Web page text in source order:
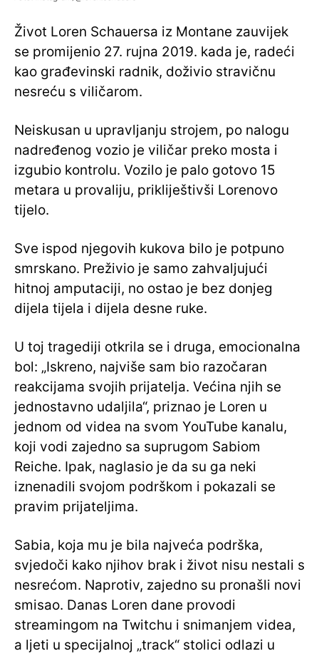
Život Loren Schauersa iz Montane zauvijek
se promijenio 27. rujna 2019. kada je, radeći
kao građevinski radnik, doživio stravičnu
nesreću s viličarom.
Neiskusan u upravljanju strojem, po nalogu
nadređenog vozio je viličar preko mosta i
izgubio kontrolu. Vozilo je palo gotovo 15
metara u provaliju, prikliještivši Lorenovo
tijelo.
Sve ispod njegovih kukova bilo je potpuno
smrskano. Preživio je samo zahvaljujući
hitnoj amputaciji, no ostao je bez donjeg
dijela tijela i dijela desne ruke.
U toj tragediji otkrila se i druga, emocionalna
bol: „Iskreno, najviše sam bio razočaran
reakcijama svojih prijatelja. Većina njih se
jednostavno udaljila“, priznao je Loren u
jednom od videa na svom YouTube kanalu,
koji vodi zajedno sa suprugom Sabiom
Reiche. Ipak, naglasio je da su ga neki
iznenadili svojom podrškom i pokazali se
pravim prijateljima.
Sabia, koja mu je bila najveća podrška,
svjedoči kako njihov brak i život nisu nestali s
nesrećom. Naprotiv, zajedno su pronašli novi
smisao. Danas Loren dane provodi
streamingom na Twitchu i snimanjem videa,
a ljeti u specijalnoj „track“ stolici odlazi u